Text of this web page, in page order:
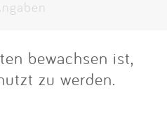
bewachsen ist,
zu werden.